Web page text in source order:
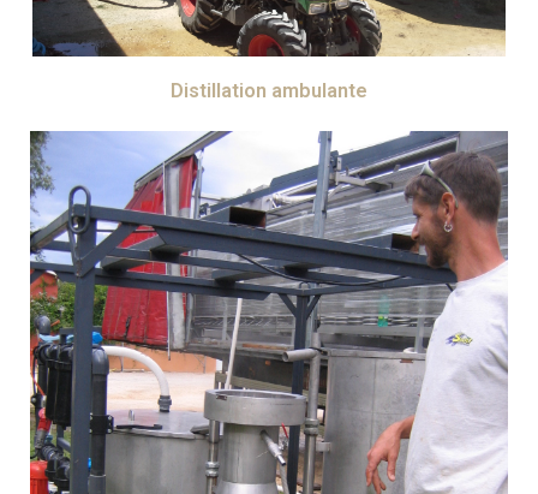
Distillation ambulante